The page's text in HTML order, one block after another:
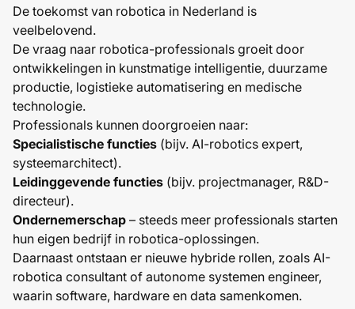
De toekomst van robotica in Nederland is
veelbelovend.
De vraag naar robotica-professionals groeit door
ontwikkelingen in kunstmatige intelligentie, duurzame
productie, logistieke automatisering en medische
technologie.
Professionals kunnen doorgroeien naar:
Specialistische functies (bijv. AI-robotics expert,
systeemarchitect).
Leidinggevende functies (bijv. projectmanager, R&D-
directeur).
Ondernemerschap – steeds meer professionals starten
hun eigen bedrijf in robotica-oplossingen.
Daarnaast ontstaan er nieuwe hybride rollen, zoals AI-
robotica consultant of autonome systemen engineer,
waarin software, hardware en data samenkomen.